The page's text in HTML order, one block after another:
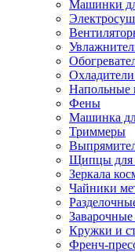
Машинки
Охладители
Напольные
Фены
Машинка
Триммеры
Щипцы для
Зеркала
Чайники
Кружки и
Френч-